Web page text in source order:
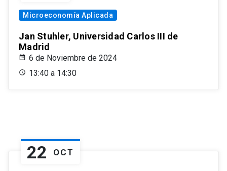
Microeconomía Aplicada
Jan Stuhler, Universidad Carlos III de
Madrid
6 de Noviembre de 2024
13:40 a 14:30
22 OCT